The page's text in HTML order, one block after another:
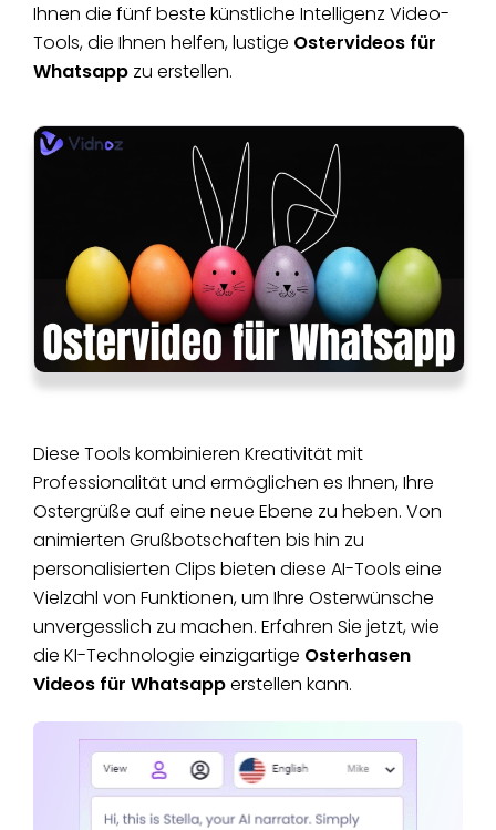
Ihnen die fünf beste künstliche Intelligenz Video-
Tools, die Ihnen helfen, lustige Ostervideos für
Whatsapp zu erstellen.
Diese Tools kombinieren Kreativität mit
Professionalität und ermöglichen es Ihnen, Ihre
Ostergrüße auf eine neue Ebene zu heben. Von
animierten Grußbotschaften bis hin zu
personalisierten Clips bieten diese AI-Tools eine
Vielzahl von Funktionen, um Ihre Osterwünsche
unvergesslich zu machen. Erfahren Sie jetzt, wie
die KI-Technologie einzigartige Osterhasen
Videos für Whatsapperstellen kann.